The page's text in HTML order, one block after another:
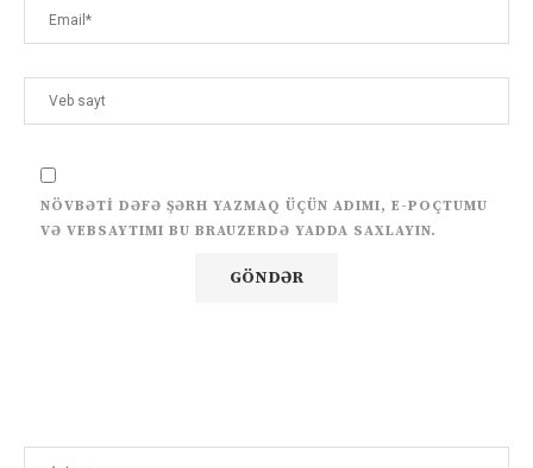
NÖVBƏTI DƏFƏ ŞƏRH YAZMAQ ÜÇÜN ADIMI, E-POÇTUMU
VƏ VEBSAYTIMI BU BRAUZERDƏ YADDA SAXLAYIN.